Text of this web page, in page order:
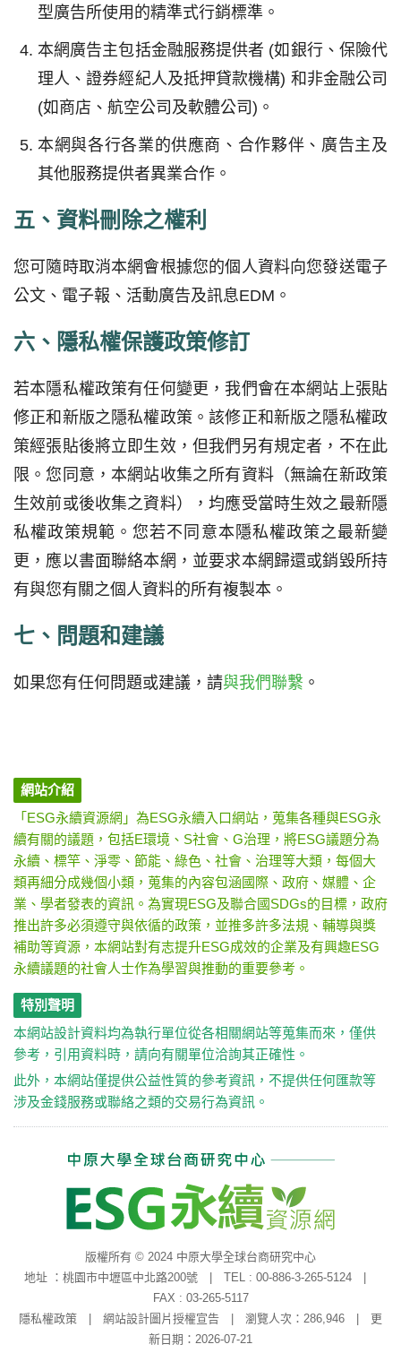
型廣告所使用的精準式行銷標準。
本網廣告主包括金融服務提供者 (如銀行、保險代
理人、證券經紀人及抵押貸款機構) 和非金融公司
(如商店、航空公司及軟體公司)。
本網與各行各業的供應商、合作夥伴、廣告主及
其他服務提供者異業合作。
五、資料刪除之權利
您可隨時取消本網會根據您的個人資料向您發送電子
公文、電子報、活動廣告及訊息EDM。
六、隱私權保護政策修訂
若本隱私權政策有任何變更，我們會在本網站上張貼
修正和新版之隱私權政策。該修正和新版之隱私權政
策經張貼後將立即生效，但我們另有規定者，不在此
限。您同意，本網站收集之所有資料（無論在新政策
生效前或後收集之資料），均應受當時生效之最新隱
私權政策規範。您若不同意本隱私權政策之最新變
更，應以書面聯絡本網，並要求本網歸還或銷毀所持
有與您有關之個人資料的所有複製本。
七、問題和建議
如果您有任何問題或建議，請與我們聯繫 。
網站介紹
「ESG永續資源網」為ESG永續入口網站，蒐集各種與ESG永
續有關的議題，包括E環境、S社會、G治理，將ESG議題分為
永續、標竿、淨零、節能、綠色、社會、治理等大類，每個大
類再細分成幾個小類，蒐集的內容包涵國際、政府、媒體、企
業、學者發表的資訊。為實現ESG及聯合國SDGs的目標，政府
推出許多必須遵守與依循的政策，並推多許多法規、輔導與獎
補助等資源，本網站對有志提升ESG成效的企業及有興趣ESG
永續議題的社會人士作為學習與推動的重要參考。
特別聲明
本網站設計資料均為執行單位從各相關網站等蒐集而來，僅供
參考，引用資料時，請向有關單位洽詢其正確性。
此外，本網站僅提供公益性質的參考資訊，不提供任何匯款等
涉及金錢服務或聯絡之類的交易行為資訊。
版權所有 © 2024 中原大學全球台商研究中心
地址 ：桃園市中壢區中北路200號 | TEL : 00-886-3-265-5124 |
FAX : 03-265-5117
隱私權政策
網站設計圖片授權宣告 | 瀏覽人次：286,946 | 更
新日期：2026-07-21